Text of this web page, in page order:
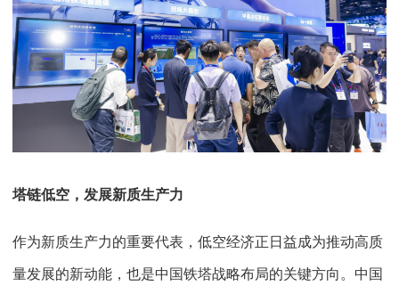
塔链低空，发展新质生产力
作为新质生产力的重要代表，低空经济正日益成为推动高质
量发展的新动能，也是中国铁塔战略布局的关键方向。中国